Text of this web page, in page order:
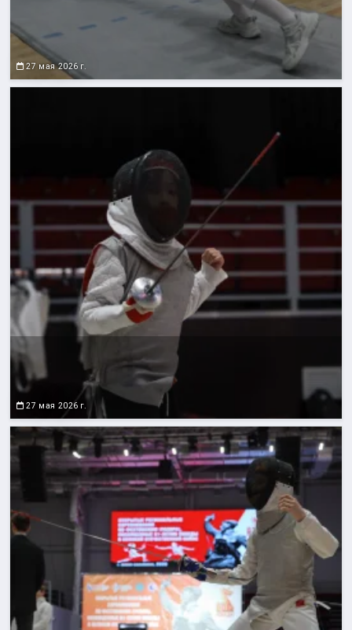
27 мая 2026 г.
27 мая 2026 г.